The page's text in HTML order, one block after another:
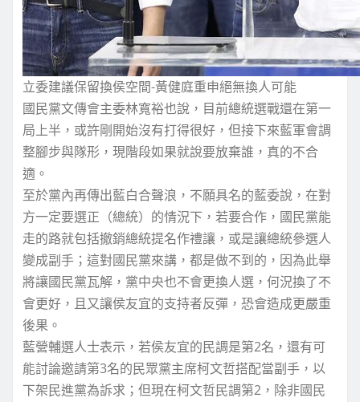
立委建議保留換侯空間-黃健庭重申絕無換人可能
國民黨文傳會主委林寬裕也說，目前總統選戰還在第一
局上半，或許剛開始沒有打得很好，但接下來藍軍會調
整腳步與隊形，現階段如果就說要放棄誰，真的不合
適。
至於黨內再傳出藍白合聲浪，不願具名的藍委說，在對
方一定要選正（總統）的情況下，若要合作，國民黨能
走的路就包括撤銷總統提名作禮讓，或是讓總統參選人
變成副手；這對國民黨來講，都是做不到的，因為此舉
將讓國民黨瓦解，黨中央也不會更換人選，何況換了不
會更好，且又讓侯友宜的支持者反彈，恐會造成更嚴重
後果。
藍營輔選人士表示，若侯友宜的民調是第2名，還有可
能討論邀請第3名的民眾黨主席柯文哲搭配當副手，以
下架民進黨為訴求；但現在柯文哲民調第2，除非國民